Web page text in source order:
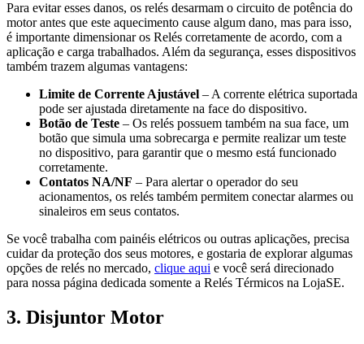
Para evitar esses danos, os relés desarmam o circuito de potência do
motor antes que este aquecimento cause algum dano, mas para isso,
é importante dimensionar os Relés corretamente de acordo, com a
aplicação e carga trabalhados. Além da segurança, esses dispositivos
também trazem algumas vantagens:
Limite de Corrente Ajustável – A corrente elétrica suportada
pode ser ajustada diretamente na face do dispositivo.
Botão de Teste – Os relés possuem também na sua face, um
botão que simula uma sobrecarga e permite realizar um teste
no dispositivo, para garantir que o mesmo está funcionado
corretamente.
Contatos NA/NF – Para alertar o operador do seu
acionamentos, os relés também permitem conectar alarmes ou
sinaleiros em seus contatos.
Se você trabalha com painéis elétricos ou outras aplicações, precisa
cuidar da proteção dos seus motores, e gostaria de explorar algumas
opções de relés no mercado, clique aqui e você será direcionado
para nossa página dedicada somente a Relés Térmicos na LojaSE.
3. Disjuntor Motor